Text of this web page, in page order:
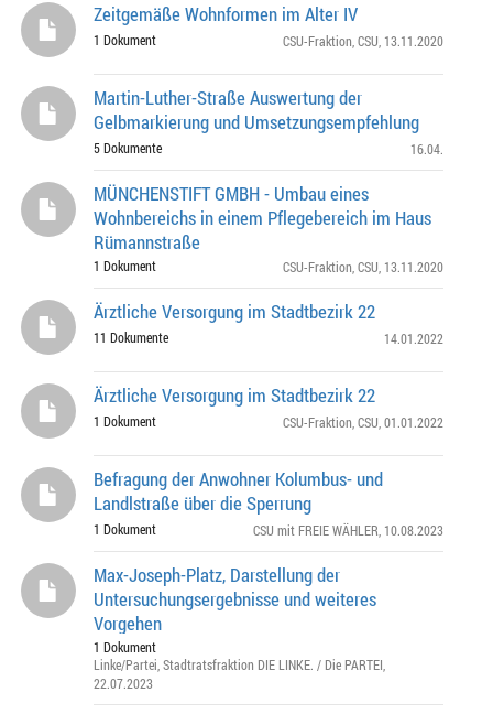
Zeitgemäße Wohnformen im Alter IV
1 Dokument CSU-Fraktion CSU , 13.11.2020
Martin-Luther-Straße Auswertung der
Gelbmarkierung und Umsetzungsempfehlung
5 Dokumente 16.04.
MÜNCHENSTIFT GMBH - Umbau eines
Wohnbereichs in einem Pflegebereich im Haus
Rümannstraße
1 Dokument CSU-Fraktion CSU , 13.11.2020
Ärztliche Versorgung im Stadtbezirk 22
11 Dokumente 14.01.2022
Ärztliche Versorgung im Stadtbezirk 22
1 Dokument CSU-Fraktion CSU , 01.01.2022
Befragung der Anwohner Kolumbus- und
Landlstraße über die Sperrung
1 Dokument CSU mit FREIE WÄHLER , 10.08.2023
Max-Joseph-Platz, Darstellung der
Untersuchungsergebnisse und weiteres
Vorgehen
1 Dokument
Linke/Partei Stadtratsfraktion DIE LINKE. / Die PARTEI
22.07.2023